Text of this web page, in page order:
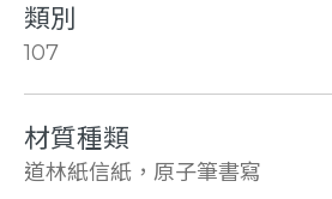
類別
107
材質種類
道林紙信紙，原子筆書寫